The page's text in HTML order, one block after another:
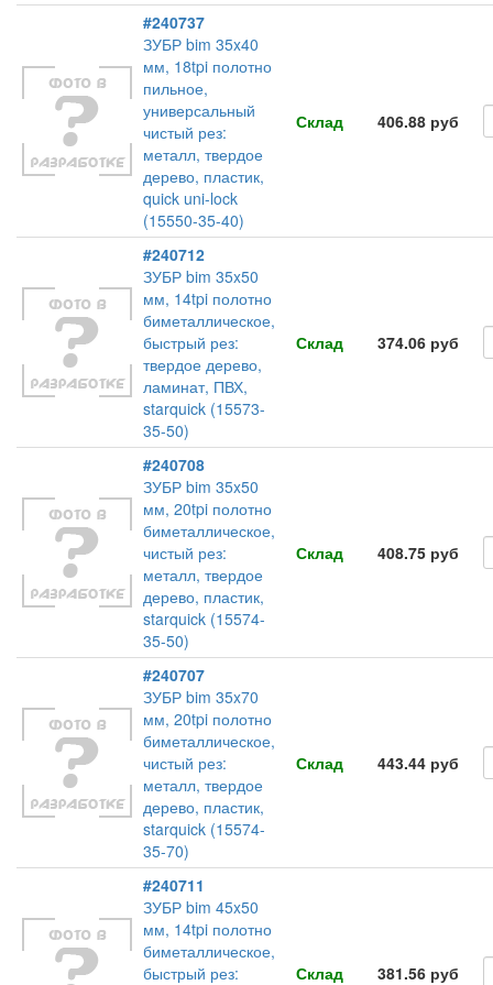
#240737
ЗУБР bim 35x40
мм, 18tpi полотно
пильное,
универсальный
чистый рез:
металл, твердое
дерево, пластик,
quick uni-lock
(15550-35-40)
Склад 406.88 руб
#240712
ЗУБР bim 35x50
мм, 14tpi полотно
биметаллическое,
быстрый рез:
твердое дерево,
ламинат, ПВХ,
starquick (15573-
35-50)
Склад 374.06 руб
#240708
ЗУБР bim 35x50
мм, 20tpi полотно
биметаллическое,
чистый рез:
металл, твердое
дерево, пластик,
starquick (15574-
35-50)
Склад 408.75 руб
#240707
ЗУБР bim 35x70
мм, 20tpi полотно
биметаллическое,
чистый рез:
металл, твердое
дерево, пластик,
starquick (15574-
35-70)
Склад 443.44 руб
#240711
ЗУБР bim 45x50
мм, 14tpi полотно
биметаллическое,
быстрый рез:
Склад 381.56 руб